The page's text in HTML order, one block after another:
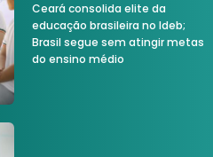
Ceará consolida elite da
educação brasileira no Ideb;
Brasil segue sem atingir metas
do ensino médio